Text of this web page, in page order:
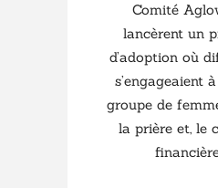
Comité
lancèrent un
d’adoption où
s’engageaient
groupe de
la prière et, le